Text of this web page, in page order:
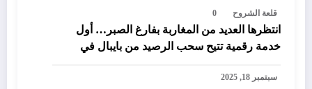
قلعة الشروح 0
انتظرها العديد من المغاربة بفارغ الصبر… أول
خدمة رقمية تتيح سحب الرصيد من بايبال في
المغرب
سبتمبر 18, 2025